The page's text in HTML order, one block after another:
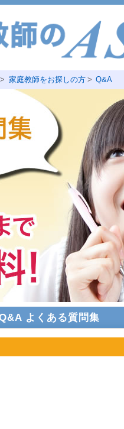
家庭教師をお探しの方 Q&A
よくある質問集